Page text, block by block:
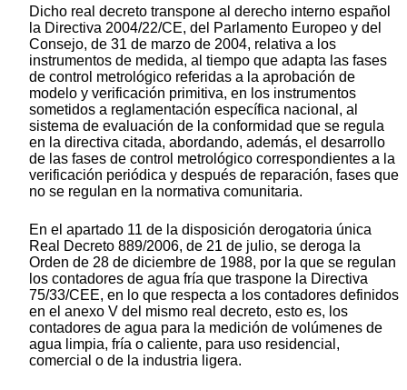
Dicho real decreto transpone al derecho interno español
la Directiva 2004/22/CE, del Parlamento Europeo y del
Consejo, de 31 de marzo de 2004, relativa a los
instrumentos de medida, al tiempo que adapta las fases
de control metrológico referidas a la aprobación de
modelo y verificación primitiva, en los instrumentos
sometidos a reglamentación específica nacional, al
sistema de evaluación de la conformidad que se regula
en la directiva citada, abordando, además, el desarrollo
de las fases de control metrológico correspondientes a la
verificación periódica y después de reparación, fases que
no se regulan en la normativa comunitaria.
En el apartado 11 de la disposición derogatoria única
Real Decreto 889/2006, de 21 de julio, se deroga la
Orden de 28 de diciembre de 1988, por la que se regulan
los contadores de agua fría que traspone la Directiva
75/33/CEE, en lo que respecta a los contadores definidos
en el anexo V del mismo real decreto, esto es, los
contadores de agua para la medición de volúmenes de
agua limpia, fría o caliente, para uso residencial,
comercial o de la industria ligera.